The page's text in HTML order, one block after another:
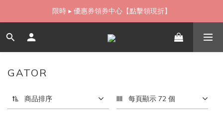
如需當日配送貨海外寄送，歡迎直接與我們聯繫
限時 ▸ 優惠券領券中心【點擊領現折】
如需當日配送貨海外寄送，歡迎直接與我們聯繫
GATOR
商品排序 每頁顯示 72 個